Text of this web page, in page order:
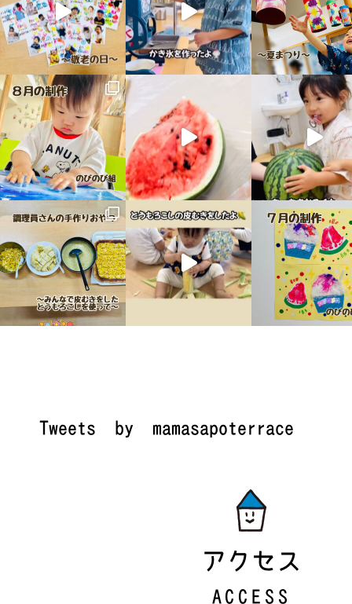
Tweets by mamasapoterrace
アクセス
ACCESS